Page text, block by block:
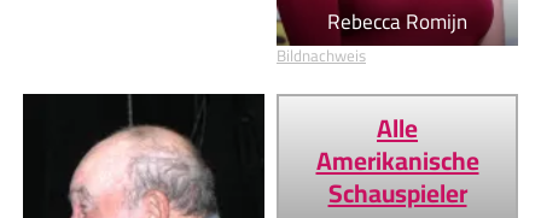
Rebecca Romijn
Bildnachweis
Alle
Amerikanische
Schauspieler